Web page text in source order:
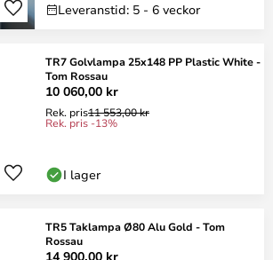
Leveranstid: 5 - 6 veckor
TR7 Golvlampa 25x148 PP Plastic White -
Tom Rossau
10 060,00 kr
Rek. pris11 553,00 kr
Rek. pris -13%
I lager
TR5 Taklampa Ø80 Alu Gold - Tom
Rossau
14 900,00 kr